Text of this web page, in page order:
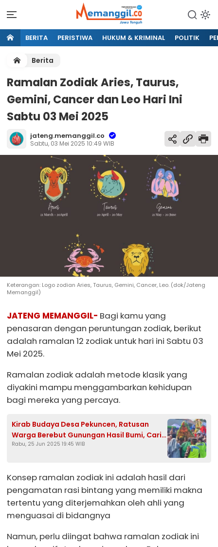
BERITA PERISTIWA HUKUM & KRIMINAL POLITIK
Berita
Ramalan Zodiak Aries, Taurus,
Gemini, Cancer dan Leo Hari Ini
Sabtu 03 Mei 2025
jateng.memanggil.co
Sabtu, 03 Mei 2025 10:49 WIB
Keterangan: Logo zodian Aries, Taurus, Gemini, Cancer, Leo. (dok/Jateng
Memanggil)
JATENG MEMANGGIL- Bagi kamu yang
penasaran dengan peruntungan zodiak, berikut
adalah ramalan 12 zodiak untuk hari ini Sabtu 03
Mei 2025.
Ramalan zodiak adalah metode klasik yang
diyakini mampu menggambarkan kehidupan
bagi mereka yang percaya.
Kirab Budaya Desa Pekuncen, Ratusan
Warga Berebut Gunungan Hasil Bumi, Cari
Keberkahan
Rabu, 25 Jun 2025 19:45 WIB
Konsep ramalan zodiak ini adalah hasil dari
pengamatan rasi bintang yang memiliki makna
tertentu yang diterjemahkan oleh ahli yang
menguasai di bidangnya
Namun, perlu diingat bahwa ramalan zodiak ini